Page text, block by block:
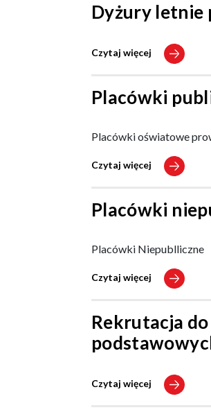
Dyżury letnie
Czytaj więcej
Placówki
Placówki oświatowe
Czytaj więcej
Placówki
Placówki Niepublliczne
Czytaj więcej
Rekrutacja
Czytaj więcej